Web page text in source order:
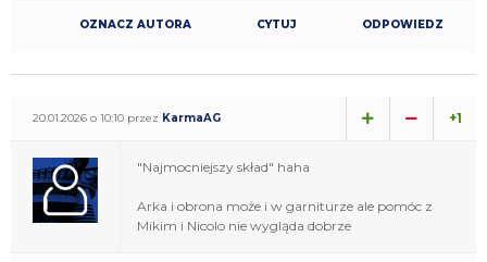
OZNACZ AUTORA CYTUJ ODPOWIEDZ
20.01.2026 o 10:10 przez KarmaAG +1
"Najmocniejszy skład" haha
Arka i obrona może i w garniturze ale pomóc z
Mikim i Nicolo nie wygląda dobrze